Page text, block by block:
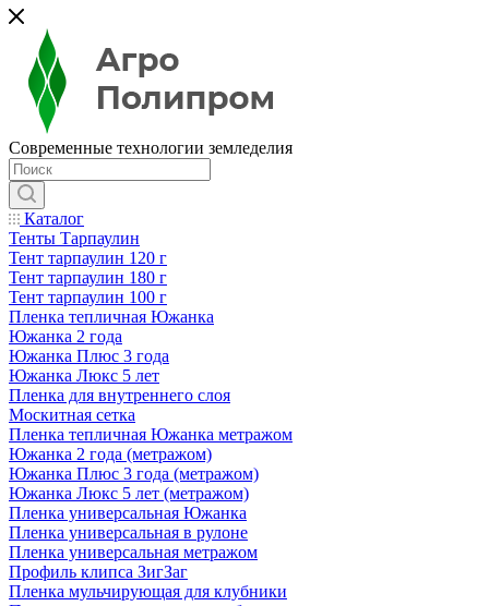
Современные технологии земледелия
Каталог
Тенты Тарпаулин
Тент тарпаулин 120 г
Тент тарпаулин 180 г
Тент тарпаулин 100 г
Пленка тепличная Южанка
Южанка 2 года
Южанка Плюс 3 года
Южанка Люкс 5 лет
Пленка для внутреннего слоя
Москитная сетка
Пленка тепличная Южанка метражом
Южанка 2 года (метражом)
Южанка Плюс 3 года (метражом)
Южанка Люкс 5 лет (метражом)
Пленка универсальная Южанка
Пленка универсальная в рулоне
Пленка универсальная метражом
Профиль клипса ЗигЗаг
Пленка мульчирующая для клубники